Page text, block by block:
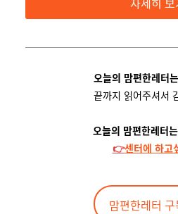
오늘의 맘편한레터
끝까지 읽어주셔서
오늘의 맘편한레터
👉센터에 하고
맘편한레터 구